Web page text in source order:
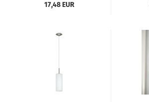
17,48 EUR